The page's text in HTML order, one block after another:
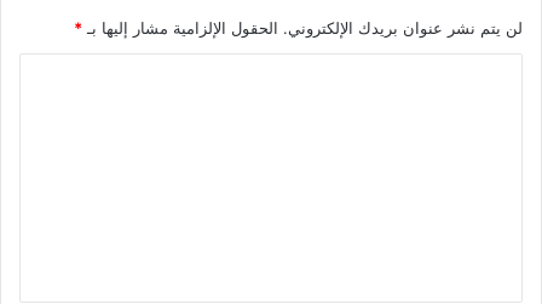
لن يتم نشر عنوان بريدك الإلكتروني. الحقول الإلزامية مشار إليها بـ *